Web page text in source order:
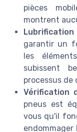
pièces
montrent
Lubrification
garantir un
les
subissent
processus de
Vérification
pneus est
vous qu'il
endommager